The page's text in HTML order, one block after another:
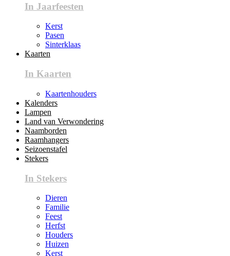
In Jaarfeesten
Kerst
Pasen
Sinterklaas
Kaarten
In Kaarten
Kaartenhouders
Kalenders
Lampen
Land van Verwondering
Naamborden
Raamhangers
Seizoenstafel
Stekers
In Stekers
Dieren
Familie
Feest
Herfst
Houders
Huizen
Kerst